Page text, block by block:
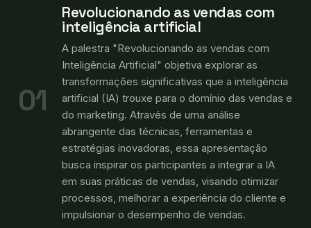
01
Revolucionando as vendas com
inteligência artificial
A palestra "Revolucionando as vendas com
Inteligência Artificial" objetiva explorar as
transformações significativas que a inteligência
artificial (IA) trouxe para o domínio das vendas e
do marketing. Através de uma análise
abrangente das técnicas, ferramentas e
estratégias inovadoras, essa apresentação
busca inspirar os participantes a integrar a IA
em suas práticas de vendas, visando otimizar
processos, melhorar a experiência do cliente e
impulsionar o desempenho de vendas.